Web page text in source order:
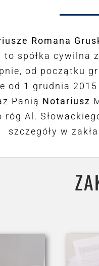
Romana
to spółka
od początku
od 1 grudnia
Panią Notariusz
Al.
szczegóły w